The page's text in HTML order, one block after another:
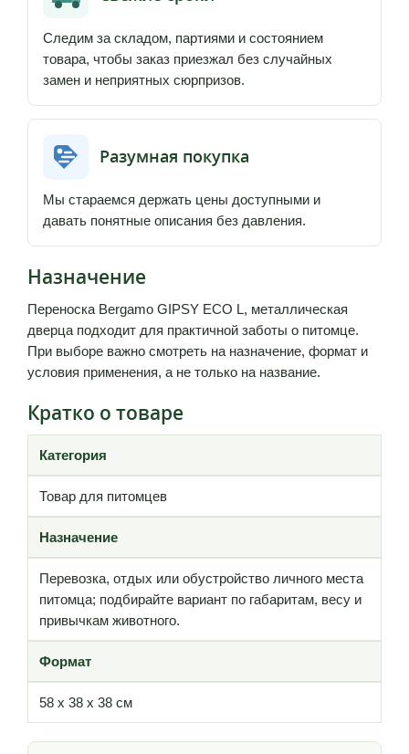
Следим за складом, партиями и состоянием
товара, чтобы заказ приезжал без случайных
замен и неприятных сюрпризов.
Разумная покупка
Мы стараемся держать цены доступными и
давать понятные описания без давления.
Назначение
Переноска Bergamo GIPSY ECO L, металлическая
дверца подходит для практичной заботы о питомце.
При выборе важно смотреть на назначение, формат и
условия применения, а не только на название.
Кратко о товаре
Категория
Товар для питомцев
Назначение
Перевозка, отдых или обустройство личного места
питомца; подбирайте вариант по габаритам, весу и
привычкам животного.
Формат
58 х 38 х 38 см